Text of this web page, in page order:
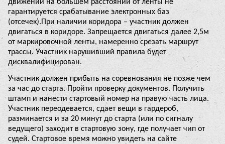
движении на большем расстоянии от ленты не
гарантируется срабатывание электронных баз
(отсечек).При наличии коридора – участник должен
двигаться в коридоре. Запрещается двигаться далее 2,5м
от маркировочной ленты, намеренно срезать маршрут
трассы. Участник нарушивший правила будет
дисквалифицирован.
Участник должен прибыть на соревнования не позже чем
за час до старта. Пройти проверку документов. Получить
штамп и нанести стартовый номер на правую часть лица.
Участник переодевается, сдает вещи в гардероб,
разминается и за 20 минут до старта (или по сигналу
ведущего) заходит в стартовую зону, где получает чип от
судей. Стартовое время можно увидеть на сайте